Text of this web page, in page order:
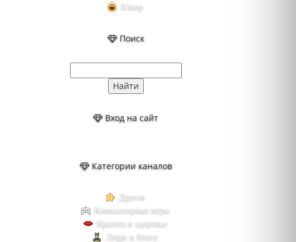
Юмор
Поиск
Вход на сайт
Категории каналов
Другое
Компьютерные игры
Красота и здоровье
Люди и блоги